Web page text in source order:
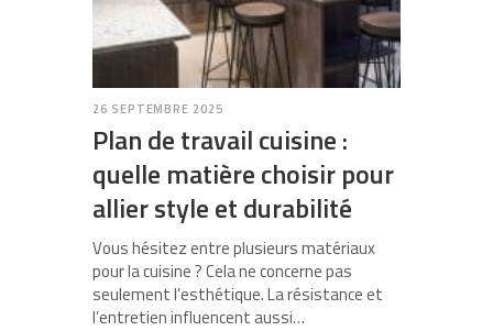
26 SEPTEMBRE 2025
Plan de travail cuisine :
quelle matière choisir pour
allier style et durabilité
Vous hésitez entre plusieurs matériaux
pour la cuisine ? Cela ne concerne pas
seulement l’esthétique. La résistance et
l’entretien influencent aussi…